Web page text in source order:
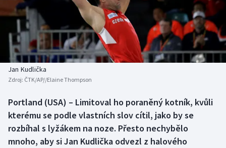
Baseball a softbal
Basketbal
Biatlon
Box
Curling
Soutěže
Historické návraty
Aplikace ČT sport
Jan Kudlička
Zdroj: ČTK/AP//Elaine Thompson
Portland (USA) – Limitoval ho poraněný kotník, kvůli
kterému se podle vlastních slov cítil, jako by se
rozbíhal s lyžákem na noze. Přesto nechybělo
mnoho, aby si Jan Kudlička odvezl z halového